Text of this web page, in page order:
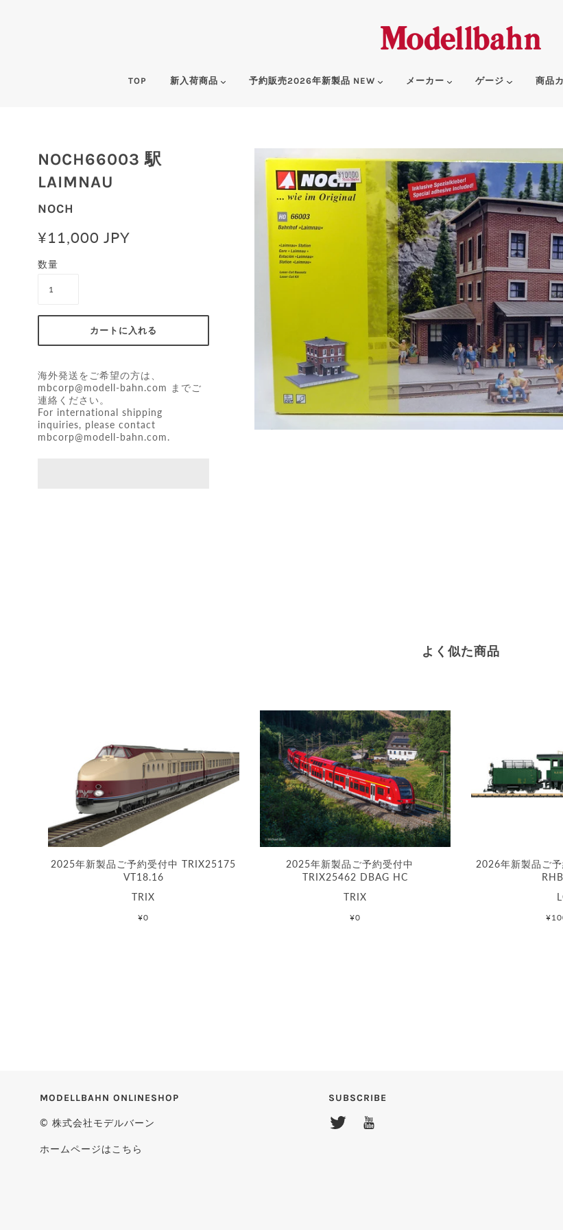
TOP 新入荷商品 予約販売2026年新製品 NEW メーカー ゲージ 商品
NOCH66003 駅
LAIMNAU
NOCH
¥11,000 JPY
数量
海外発送をご希望の方は、
mbcorp@modell-bahn.com
までご
連絡ください。
For international shipping
inquiries, please contact
mbcorp@modell-bahn.com.
よく似た商品
2025年新製品ご予約受付中 TRIX25175
VT18.16
TRIX
¥0
2025年新製品ご予約受付中
TRIX25462 DBAG HC
TRIX
¥0
2026年新製品ご
MODELLBAHN ONLINESHOP
© 株式会社モデルバーン
ホームページはこちら
SUBSCRIBE